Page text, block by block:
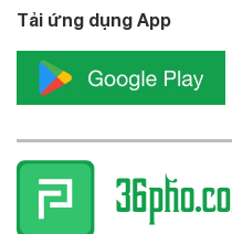
Tải ứng dụng App